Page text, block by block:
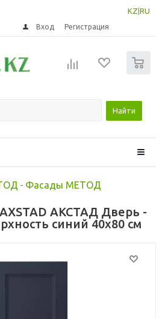
KZ RU
Вход Регистрация
Найти
- Фасады МЕТОД
AXSTAD АКСТАД Дверь -
синий 40x80 см